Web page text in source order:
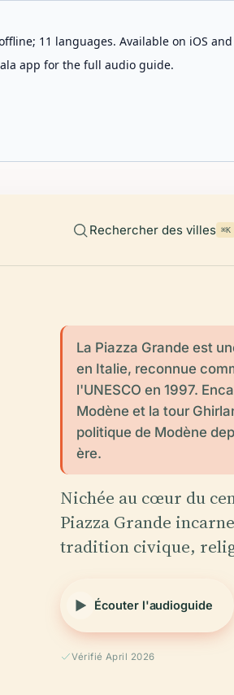
11 languages. Available on iOS
app for the full audio guide.
Rechercher des villes ⌘K
La Piazza Grande est
en Italie, reconnue
l'UNESCO en 1997.
Modène et la tour
politique de Modène
ère.
Nichée au cœur du
Piazza Grande
tradition civique,
Écouter l'audioguide
Vérifié April 2026